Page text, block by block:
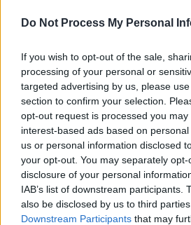
Do Not Process My Personal
If you wish to opt-out of the sale,
processing of your personal or
targeted advertising by us, please
section to confirm your selection.
opt-out request is processed you may
interest-based ads based on
us or personal information disclosed
your opt-out. You may separately
disclosure of your personal
IAB’s list of downstream participants.
also be disclosed by us to third
Downstream Participants that may
Τριαντατέσσερις
εκδηλώθηκαν σήμερα,
Πυροσβεστική.
Οι 30 εξ αυτών
στο αρχικό τους στάδιο,
πυροσβεστικές δυνάμεις
ακόμη τέσσερις.